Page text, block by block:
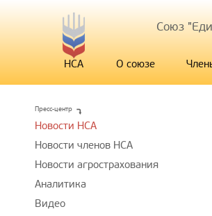
Союз
НСА О союзе
Пресс-центр
Новости НСА
Новости членов НСА
Новости агрострахования
Аналитика
Видео